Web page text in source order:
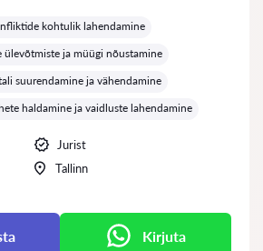
kohtulik lahendamine
ülevõtmiste ja müügi nõustamine
suurendamine ja vähendamine
haldamine ja vaidluste lahendamine
Jurist
Tallinn
Kirjuta